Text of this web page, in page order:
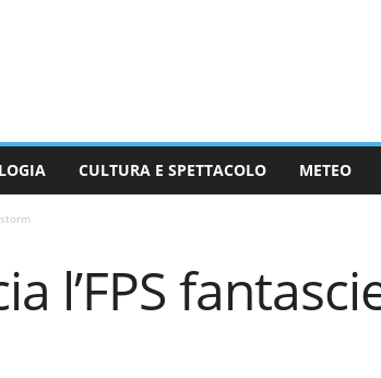
CULTURA E SPETTACOLO METEO
l’FPS